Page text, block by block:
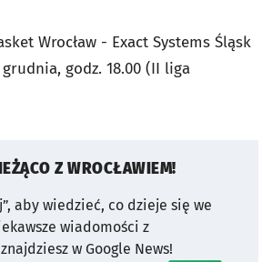
Wrocław - Exact Systems Śląsk
grudnia, godz. 18.00 (II liga
Z WROCŁAWIEM!
aby wiedzieć, co dzieje się we
wiadomości z
w Google News!